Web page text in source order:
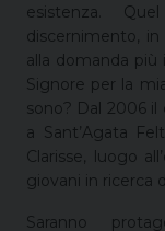
esistenza.
discernimento, in
alla domanda
Signore per la
sono? Dal 2006 il
a Sant’Agata
Clarisse, luogo
giovani in ricerca
Saranno